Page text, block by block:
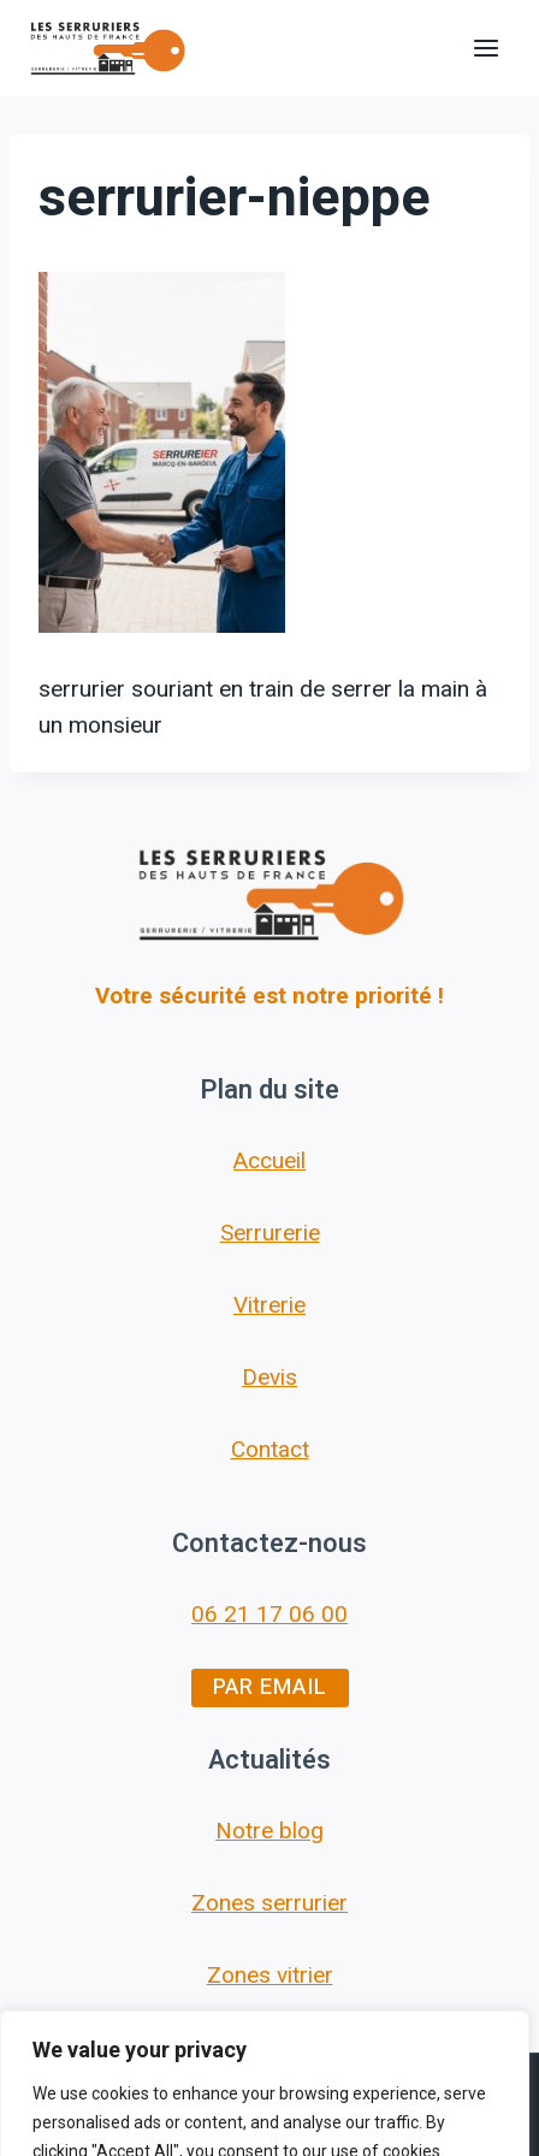
We value your privacy
We use cookies to enhance your browsing experience, serve
personalised ads or content, and analyse our traffic. By
clicking "Accept All", you consent to our use of cookies.
Aller
serrurier-nieppe
serrurier souriant en train de serrer la main à
un monsieur
Votre sécurité est notre priorité !
Plan du site
Accueil
Serrurerie
Vitrerie
Devis
Contact
Contactez-nous
06 21 17 06 00
PAR EMAIL
Actualités
Notre blog
Zones serrurier
Zones vitrier